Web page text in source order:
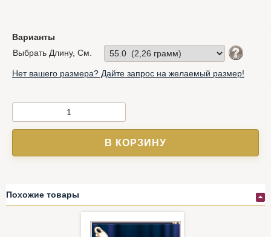
Варианты
Выбрать Длину, См.
Нет вашего размера? Дайте запрос на желаемый размер!
В КОРЗИНУ
Похожие товары